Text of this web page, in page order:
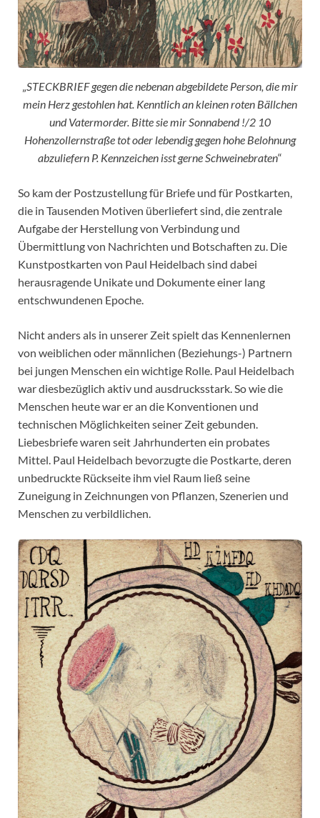
„STECKBRIEF gegen die nebenan abgebildete Person, die mir
mein Herz gestohlen hat. Kenntlich an kleinen roten Bällchen
und Vatermorder. Bitte sie mir Sonnabend !/2 10
Hohenzollernstraße tot oder lebendig gegen hohe Belohnung
abzuliefern P. Kennzeichen isst gerne Schweinebraten“
So kam der Postzustellung für Briefe und für Postkarten,
die in Tausenden Motiven überliefert sind, die zentrale
Aufgabe der Herstellung von Verbindung und
Übermittlung von Nachrichten und Botschaften zu. Die
Kunstpostkarten von Paul Heidelbach sind dabei
herausragende Unikate und Dokumente einer lang
entschwundenen Epoche.
Nicht anders als in unserer Zeit spielt das Kennenlernen
von weiblichen oder männlichen (Beziehungs-) Partnern
bei jungen Menschen ein wichtige Rolle. Paul Heidelbach
war diesbezüglich aktiv und ausdrucksstark. So wie die
Menschen heute war er an die Konventionen und
technischen Möglichkeiten seiner Zeit gebunden.
Liebesbriefe waren seit Jahrhunderten ein probates
Mittel. Paul Heidelbach bevorzugte die Postkarte, deren
unbedruckte Rückseite ihm viel Raum ließ seine
Zuneigung in Zeichnungen von Pflanzen, Szenerien und
Menschen zu verbildlichen.